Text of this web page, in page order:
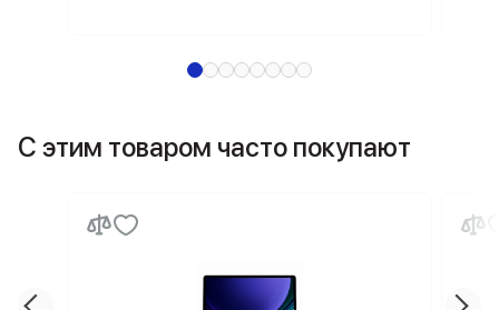
С этим товаром часто покупают